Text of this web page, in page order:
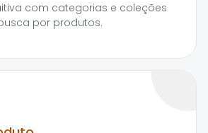
com categorias e coleções
por produtos.